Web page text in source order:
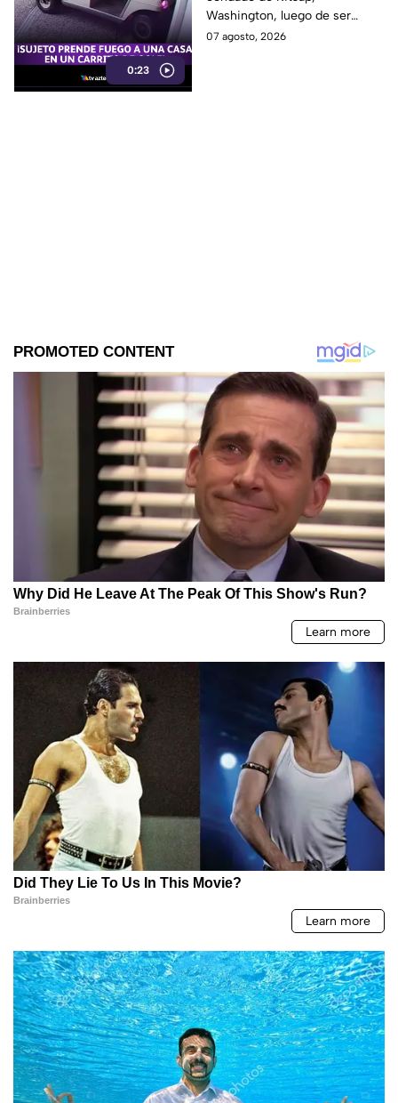
0:23
en una casa
Washington, luego de ser
señalado como presunto
07 agosto, 2026